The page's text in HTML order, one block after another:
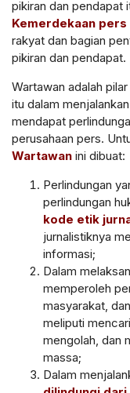
pikiran dan pendapat
Kemerdekaan pers
rakyat dan bagian
pikiran dan pendapat.
Wartawan adalah
itu dalam
mendapat
perusahaan pers.
Wartawan ini dibuat:
Perlindungan
perlindungan
kode etik
jurnalistiknya
informasi;
Dalam
memperoleh
masyarakat,
meliputi
mengolah, dan
massa;
Dalam